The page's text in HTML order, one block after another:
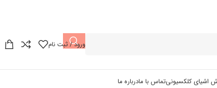
ورود / ثبت نام
اشیای کلکسیونیتماس با مادرباره ما